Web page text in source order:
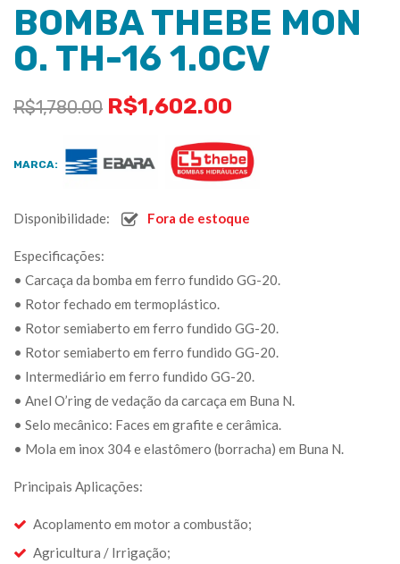
BOMBA THEBE MON
O. TH-16 1.0CV
R$1,780.00 R$1,602.00
MARCA:
Disponibilidade: Fora de estoque
Especificações:
• Carcaça da bomba em ferro fundido GG-20.
• Rotor fechado em termoplástico.
• Rotor semiaberto em ferro fundido GG-20.
• Rotor semiaberto em ferro fundido GG-20.
• Intermediário em ferro fundido GG-20.
• Anel O’ring de vedação da carcaça em Buna N.
• Selo mecânico: Faces em grafite e cerâmica.
• Mola em inox 304 e elastômero (borracha) em Buna N.
Principais Aplicações:
Acoplamento em motor a combustão;
Agricultura / Irrigação;